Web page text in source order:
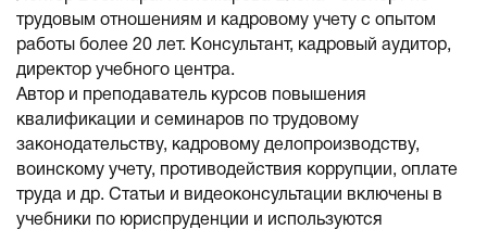
трудовым отношениям и кадровому учету с опытом
работы более 20 лет. Консультант, кадровый аудитор,
директор учебного центра.
Автор и преподаватель курсов повышения
квалификации и семинаров по трудовому
законодательству, кадровому делопроизводству,
воинскому учету, противодействия коррупции, оплате
труда и др. Статьи и видеоконсультации включены в
учебники по юриспруденции и используются